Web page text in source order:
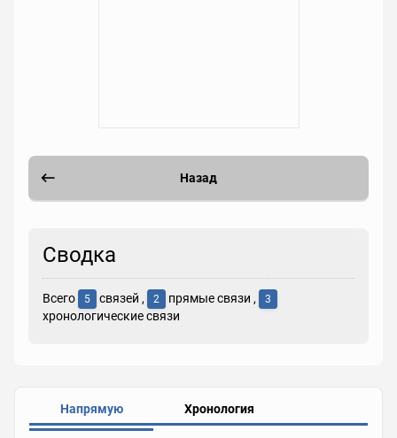
Назад
Сводка
Всего 5 связей , 2 прямые связи , 3
хронологические связи
Напрямую Хронология